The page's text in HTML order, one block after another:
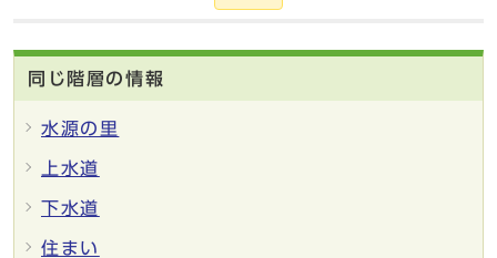
同じ階層の情報
水源の里
上水道
下水道
住まい